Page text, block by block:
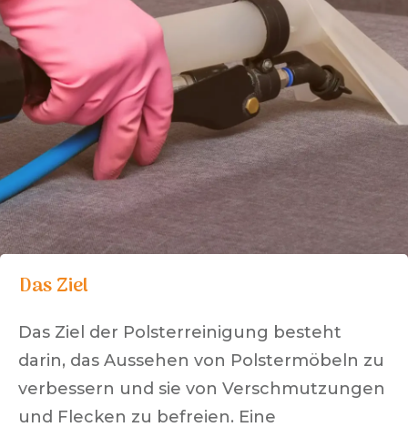
Das Ziel
Das Ziel der Polsterreinigung besteht
darin, das Aussehen von Polstermöbeln zu
verbessern und sie von Verschmutzungen
und Flecken zu befreien. Eine